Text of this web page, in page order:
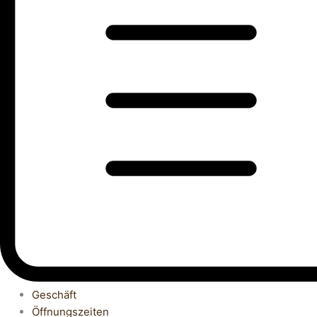
Geschäft
Öffnungszeiten